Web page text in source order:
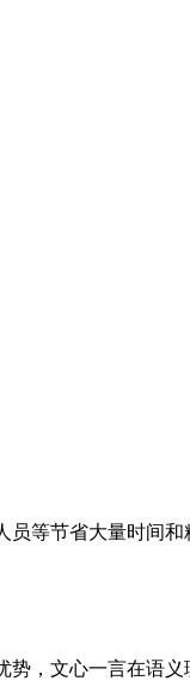
等节省大量时间和
势，文心一言在语